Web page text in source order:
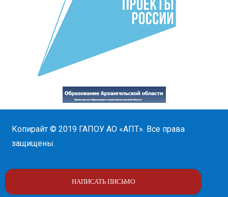
Копирайт © 2019 ГАПОУ АО «АПТ». Все права
защищены.
НАПИСАТЬ ПИСЬМО